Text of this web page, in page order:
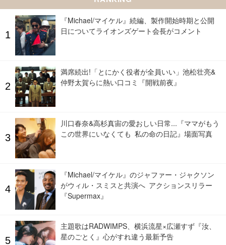
『Michael/マイケル』続編、製作開始時期と公開
日についてライオンズゲート会長がコメント
満席続出!「とにかく役者が全員いい」池松壮亮&
仲野太賀らに熱い口コミ『開戦前夜』
川口春奈&高杉真宙の愛おしい日常...『ママがもう
この世界にいなくても 私の命の日記』場面写真
『Michael/マイケル』のジャファー・ジャクソン
がウィル・スミスと共演へ アクションスリラー
『Supermax』
主題歌はRADWIMPS、横浜流星×広瀬すず『汝、
星のごとく』心がすれ違う最新予告